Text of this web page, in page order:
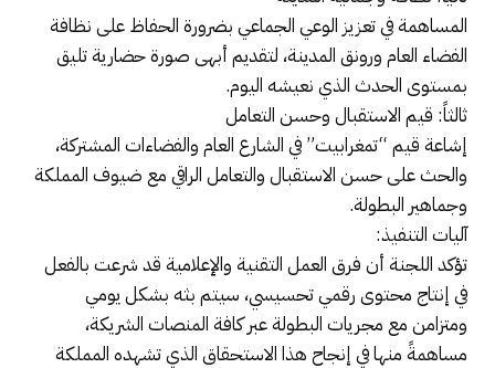
المساهمة في تعزيز الوعي الجماعي بضرورة الحفاظ على نظافة
الفضاء العام ورونق المدينة، لتقديم أبهى صورة حضارية تليق
بمستوى الحدث الذي نعيشه اليوم.
​ثالثاً: قيم الاستقبال وحسن التعامل
إشاعة قيم “تمغرابيت” في الشارع العام والفضاءات المشتركة،
والحث على حسن الاستقبال والتعامل الراقي مع ضيوف المملكة
وجماهير البطولة.
​آليات التنفيذ:
تؤكد اللجنة أن فرق العمل التقنية والإعلامية قد شرعت بالفعل
في إنتاج محتوى رقمي تحسيسي، سيتم بثه بشكل يومي
ومتزامن مع مجريات البطولة عبر كافة المنصات الشريكة،
مساهمةً منها في إنجاح هذا الاستحقاق الذي تشهده المملكة